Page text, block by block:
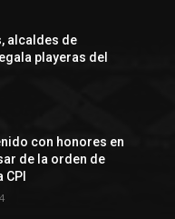
alcaldes de
playeras del
con honores en
de la orden de
CPI